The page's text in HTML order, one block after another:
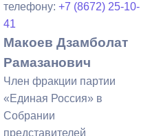
телефону: +7 (8672) 25-10-
41
Макоев Дзамболат
Рамазанович
Член фракции партии
«Единая Россия» в
Собрании
представителей